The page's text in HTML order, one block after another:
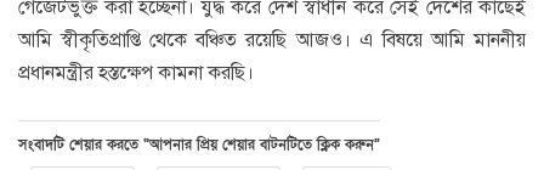
গেজেটভুক্ত করা হচ্ছেনা। যুদ্ধ করে দেশ স্বাধীন করে সেই দেশের কাছেই
আমি স্বীকৃতিপ্রাপ্তি থেকে বঞ্চিত রয়েছি আজও। এ বিষয়ে আমি মাননীয়
প্রধানমন্ত্রীর হস্তক্ষেপ কামনা করছি।
সংবাদটি শেয়ার করতে “আপনার প্রিয় শেয়ার বাটনটিতে ক্লিক করুন”